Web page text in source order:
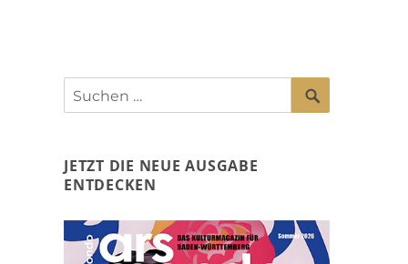
Suchen
nach:
SUCHEN
JETZT DIE NEUE AUSGABE
ENTDECKEN